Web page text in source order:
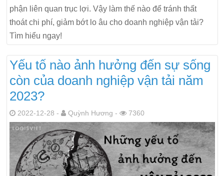
phận liên quan trục lợi. Vậy làm thế nào để tránh thất
thoát chi phí, giảm bớt lo âu cho doanh nghiệp vận tải?
Tìm hiểu ngay!
Yếu tố nào ảnh hưởng đến sự sống
còn của doanh nghiệp vận tải năm
2023?
2022-12-28 - Quỳnh Hương - 7360